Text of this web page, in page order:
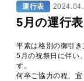
運行表
5月の運行
平素は格別の御引き
5月の祝祭日に伴い
す。
何卒ご協力の程、宜